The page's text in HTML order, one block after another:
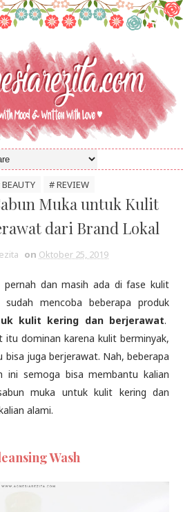
# REVIEW
Muka untuk Kulit
dari Brand Lokal
on Oktober 25, 2019
pernah dan masih ada di fase kulit
mencoba beberapa produk
kulit kering dan berjerawat.
itu dominan karena kulit berminyak,
bisa juga berjerawat. Nah, beberapa
ini semoga bisa membantu kalian
muka untuk kulit kering dan
alami.
Wash